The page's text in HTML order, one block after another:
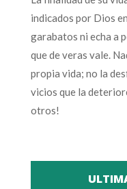
indicados por Dios
garabatos ni echa a
que de veras vale.
propia vida; no la
vicios que la
otros!